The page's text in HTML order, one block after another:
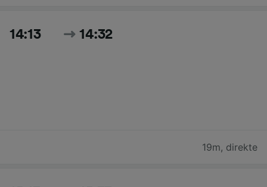
14:13 14:32
19m, direkte